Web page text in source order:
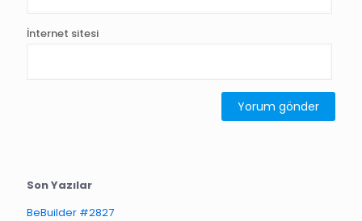
İnternet sitesi
Son Yazılar
BeBuilder #2827